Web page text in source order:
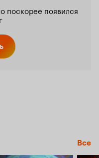
поскорее появился
Все